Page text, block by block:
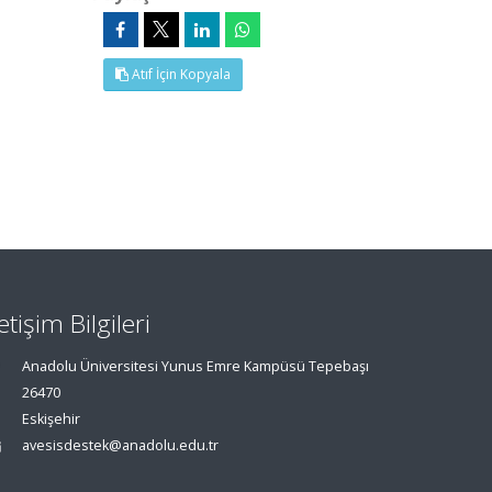
Atıf İçin Kopyala
Bilgileri
Anadolu Üniversitesi Yunus Emre Kampüsü Tepebaşı
26470
Eskişehir
avesisdestek@anadolu.edu.tr